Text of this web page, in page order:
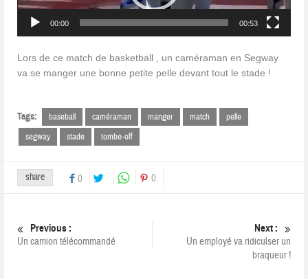
00:00 00:53
Lors de ce match de basketball , un caméraman en Segway
va se manger une bonne petite pelle devant tout le stade !
Tags: baseball caméraman manger match
pelle
segway
stade tombe-off
share 0 0
Previous :
Un camion télécommandé
Next :
Un employé va ridiculser un
braqueur !